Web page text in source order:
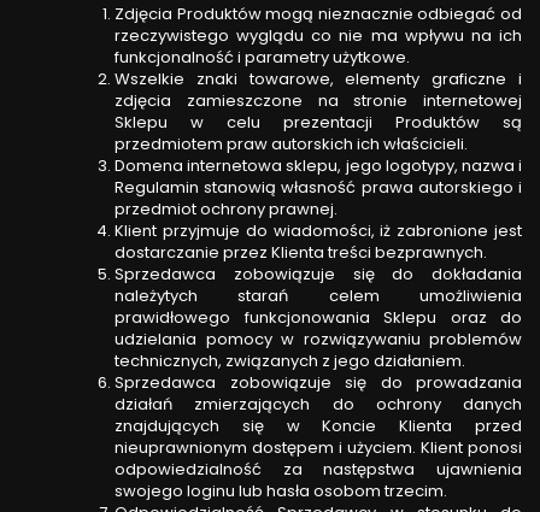
Zdjęcia Produktów mogą nieznacznie odbiegać od
rzeczywistego wyglądu co nie ma wpływu na ich
funkcjonalność i parametry użytkowe.
Wszelkie znaki towarowe, elementy graficzne i
zdjęcia zamieszczone na stronie internetowej
Sklepu w celu prezentacji Produktów są
przedmiotem praw autorskich ich właścicieli.
Domena internetowa sklepu, jego logotypy, nazwa i
Regulamin stanowią własność prawa autorskiego i
przedmiot ochrony prawnej.
Klient przyjmuje do wiadomości, iż zabronione jest
dostarczanie przez Klienta treści bezprawnych.
Sprzedawca zobowiązuje się do dokładania
należytych starań celem umożliwienia
prawidłowego funkcjonowania Sklepu oraz do
udzielania pomocy w rozwiązywaniu problemów
technicznych, związanych z jego działaniem.
Sprzedawca zobowiązuje się do prowadzania
działań zmierzających do ochrony danych
znajdujących się w Koncie Klienta przed
nieuprawnionym dostępem i użyciem. Klient ponosi
odpowiedzialność za następstwa ujawnienia
swojego loginu lub hasła osobom trzecim.